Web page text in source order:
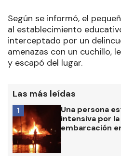
Según se informó, el
al establecimiento
interceptado por un
amenazas con un cuchillo,
y escapó del lugar.
Las más leídas
Una persona
intensiva por
embarcación
1